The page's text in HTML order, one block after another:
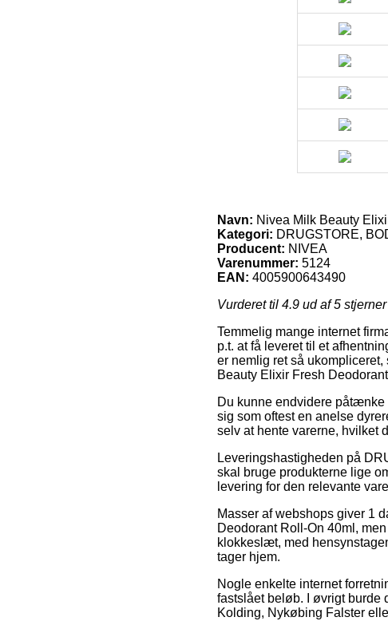
Navn: Nivea Milk Beauty
Kategori: DRUGSTORE,
Producent: NIVEA
Varenummer: 5124
EAN: 4005900643490
Vurderet til 4.9 ud af 5
Temmelig mange internet
p.t. at få leveret til et
er nemlig ret så
Beauty Elixir Fresh
Du kunne endvidere
sig som oftest en anelse
selv at hente varerne, hvilket
Leveringshastigheden på
skal bruge produkterne lige
levering for den relevante
Masser af webshops giver 1
Deodorant Roll-On 40ml,
klokkeslæt, med
tager hjem.
Nogle enkelte internet
fastslået beløb. I øvrigt burde
Kolding, Nykøbing Falster